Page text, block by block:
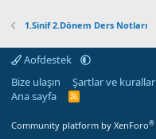
1.Sinif 2.Dönem Ders Notları
Aofdestek
Bize ulaşın
Şartlar ve kurallar
Ana sayfa
R
Community platform by XenForo®